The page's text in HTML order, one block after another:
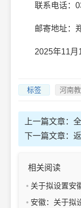
联系电话：
邮寄地址：郑
2025年11月
标签 河南
上一篇文章：
下一篇文章：
相关阅读
关于拟设置安
安徽：关于拟